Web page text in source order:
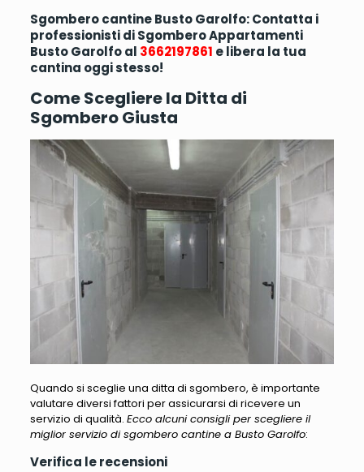
Sgombero cantine Busto Garolfo: Contatta i
professionisti di Sgombero Appartamenti
Busto Garolfo al 3662197861 e libera la tua
cantina oggi stesso!
Come Scegliere la Ditta di
Sgombero Giusta
Quando si sceglie una ditta di sgombero, è importante
valutare diversi fattori per assicurarsi di ricevere un
servizio di qualità. Ecco alcuni consigli per scegliere il
miglior servizio di sgombero cantine a Busto Garolfo:
Verifica le recensioni